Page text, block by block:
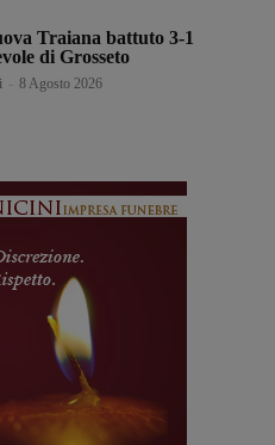
Traiana battuto 3-1
di Grosseto
8 Agosto 2026